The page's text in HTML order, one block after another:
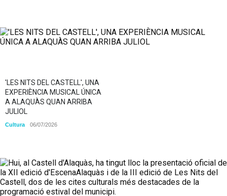
'LES NITS DEL CASTELL', UNA
EXPERIÈNCIA MUSICAL ÚNICA
A ALAQUÀS QUAN ARRIBA
JULIOL
Cultura 06/07/2026